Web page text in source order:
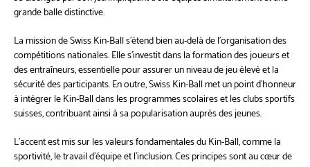
grande balle distinctive.
La mission de Swiss Kin-Ball s'étend bien au-delà de l'organisation des
compétitions nationales. Elle s'investit dans la formation des joueurs et
des entraîneurs, essentielle pour assurer un niveau de jeu élevé et la
sécurité des participants. En outre, Swiss Kin-Ball met un point d'honneur
à intégrer le Kin-Ball dans les programmes scolaires et les clubs sportifs
suisses, contribuant ainsi à sa popularisation auprès des jeunes.
L'accent est mis sur les valeurs fondamentales du Kin-Ball, comme la
sportivité, le travail d'équipe et l'inclusion. Ces principes sont au cœur de